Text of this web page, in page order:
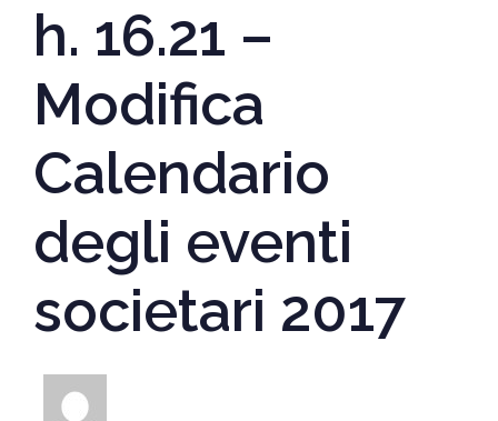
h. 16.21 –
Modifica
Calendario
degli eventi
societari 2017